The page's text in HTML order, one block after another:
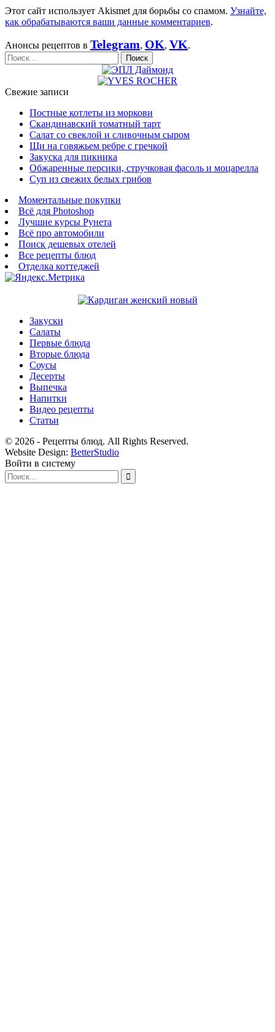
Этот сайт использует Akismet для борьбы со спамом. Узнайте,
как обрабатываются ваши данные комментариев.
Анонсы рецептов в Telegram, OK, VK.
Свежие записи
Постные котлеты из моркови
Скандинавский томатный тарт
Салат со свеклой и сливочным сыром
Щи на говяжьем ребре с гречкой
Закуска для пикника
Обжаренные персики, стручковая фасоль и моцарелла
Суп из свежих белых грибов
Моментальные покупки
Всё для Photoshop
Лучшие курсы Рунета
Всё про автомобили
Поиск дешевых отелей
Все рецепты блюд
Отделка коттеджей
Закуски
Салаты
Первые блюда
Вторые блюда
Соусы
Десерты
Выпечка
Напитки
Видео рецепты
Статьи
© 2026 - Рецепты блюд. All Rights Reserved.
Website Design: BetterStudio
Войти в систему